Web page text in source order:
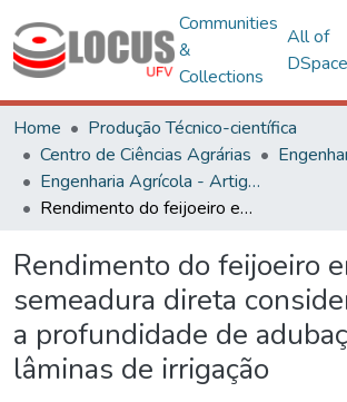
Communities
&
Collections
All of
DSpace
Home
Produção Técnico-científica
Centro de Ciências Agrárias
Engenharia Agrícola - Artigos
Rendimento do feijoeiro em semeadura direta considerando-se a profundidade de adubação e lâminas de irrigação
Rendimento do feijoeiro
semeadura direta
a profundidade de
lâminas de irrigação